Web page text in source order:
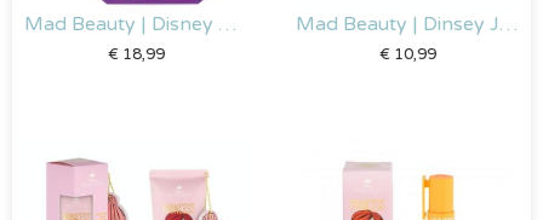
Mad Beauty | Disney Frozen ‘Icy Touch’ oogschaduwpalet
€18,99
Mad Beauty | Dinsey Jasmijn make up tas
€10,99